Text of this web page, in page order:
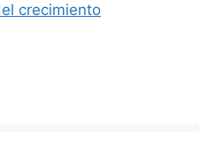
crecimiento